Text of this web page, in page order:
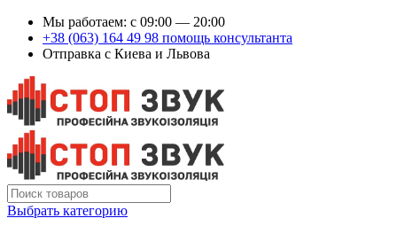
Мы работаем: c 09:00 — 20:00
+38 (063) 164 49 98 помощь консультанта
Отправка с Киева и Львова
Выбрать категорию